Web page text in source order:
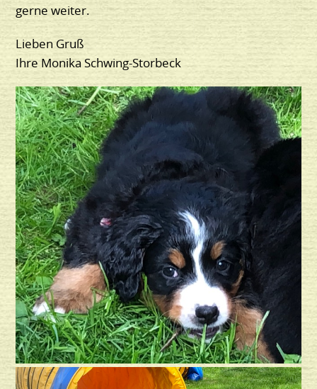
gerne weiter.
Lieben Gruß
Ihre Monika Schwing-Storbeck